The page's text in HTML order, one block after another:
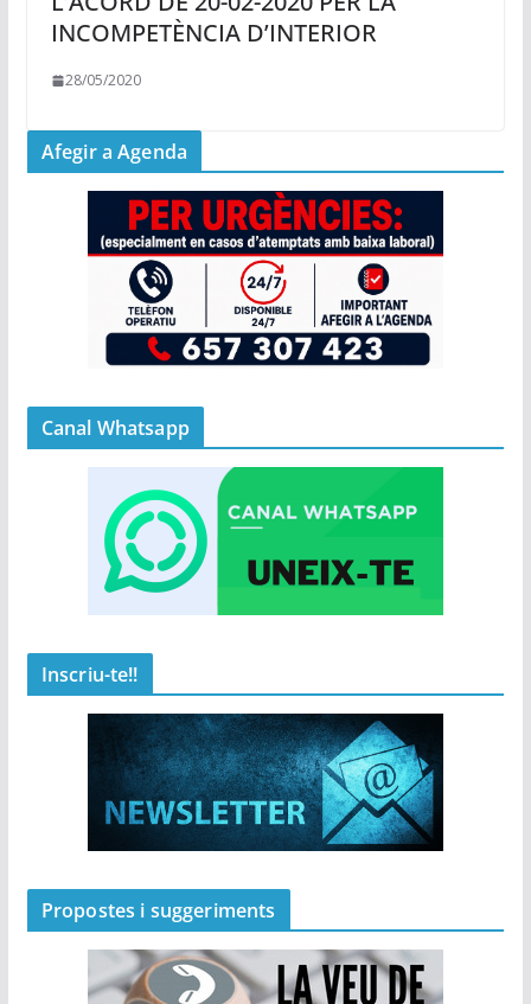
INCOMPETÈNCIA D’INTERIOR
28/05/2020
Afegir a Agenda
Canal Whatsapp
Inscriu-te!!
Propostes i suggeriments